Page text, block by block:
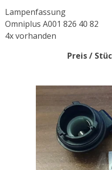
Lampenfassung
Omniplus A001 826 40 82
4x vorhanden
Preis /